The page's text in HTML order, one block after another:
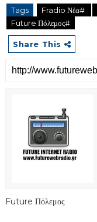
Tags Fradio Νέα#
Future Πόλεμος#
Share This
Future Πόλεμος